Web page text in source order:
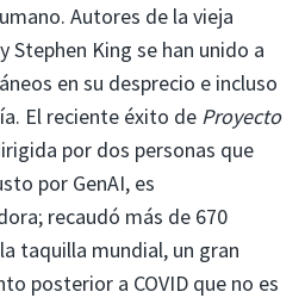
Autores de la vieja
King se han unido a
en su desprecio e incluso
El reciente éxito de Proyecto
por dos personas que
por GenAI, es
recaudó más de 670
taquilla mundial, un gran
posterior a COVID que no es